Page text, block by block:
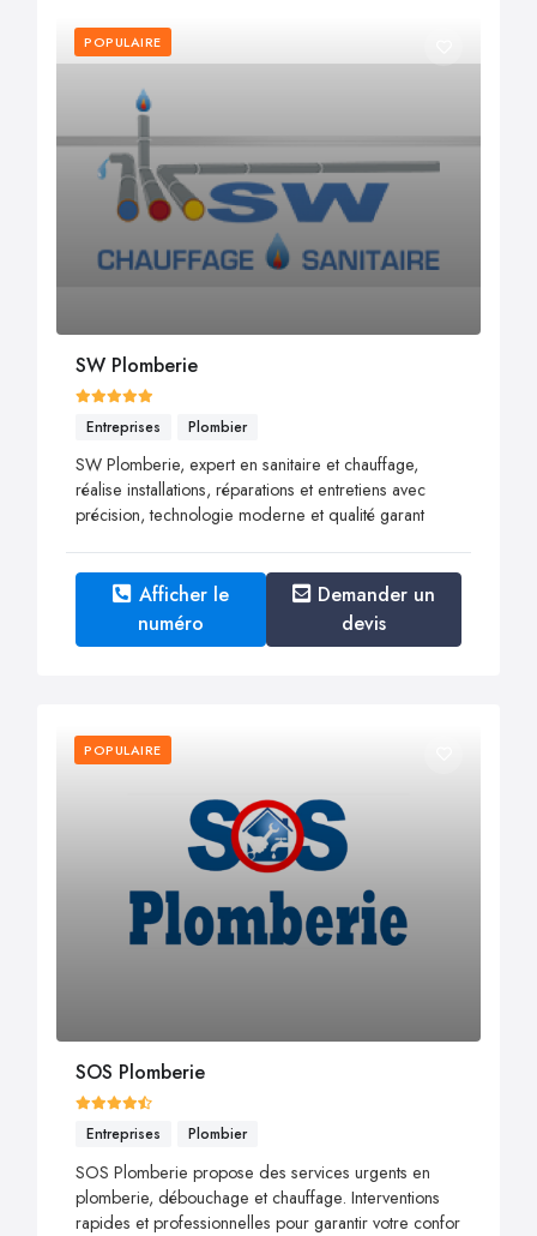
POPULAIRE
SW Plomberie
Entreprises Plombier
SW Plomberie, expert en sanitaire et chauffage,
réalise installations, réparations et entretiens avec
précision, technologie moderne et qualité garant
Afficher le
numéro
Demander un
devis
POPULAIRE
SOS Plomberie
Entreprises Plombier
SOS Plomberie propose des services urgents en
plomberie, débouchage et chauffage. Interventions
rapides et professionnelles pour garantir votre confor